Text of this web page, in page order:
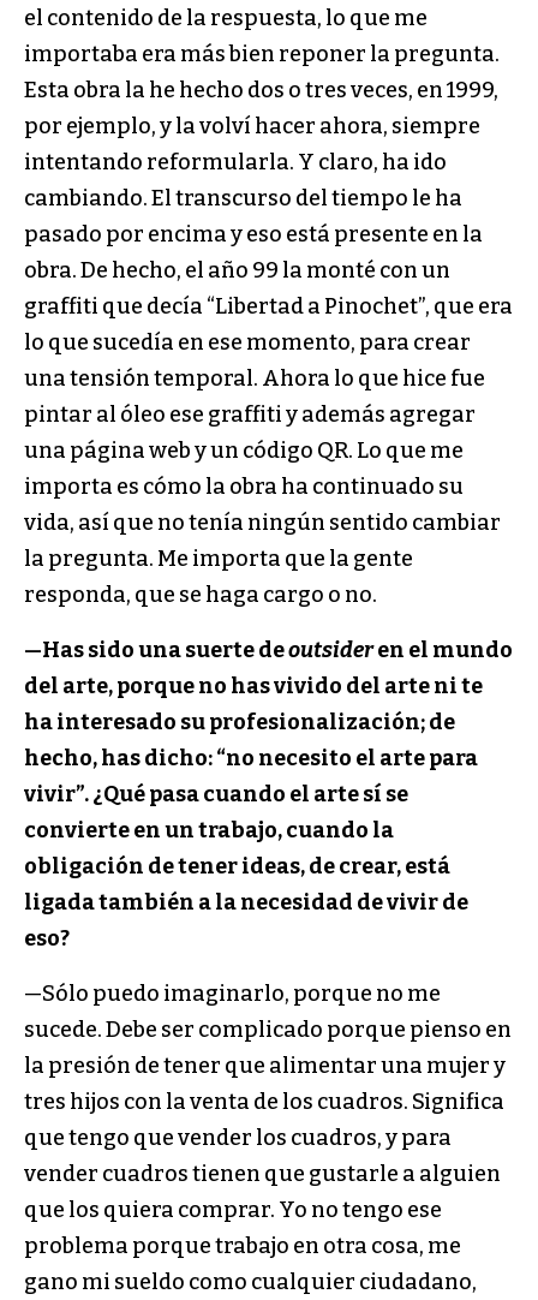
el contenido de la respuesta, lo que me
importaba era más bien reponer la pregunta.
Esta obra la he hecho dos o tres veces, en 1999,
por ejemplo, y la volví hacer ahora, siempre
intentando reformularla. Y claro, ha ido
cambiando. El transcurso del tiempo le ha
pasado por encima y eso está presente en la
obra. De hecho, el año 99 la monté con un
graffiti que decía “Libertad a Pinochet”, que era
lo que sucedía en ese momento, para crear
una tensión temporal. Ahora lo que hice fue
pintar al óleo ese graffiti y además agregar
una página web y un código QR. Lo que me
importa es cómo la obra ha continuado su
vida, así que no tenía ningún sentido cambiar
la pregunta. Me importa que la gente
responda, que se haga cargo o no.
—Has sido una suerte deoutsideren el mundo
del arte, porque no has vivido del arte ni te
ha interesado su profesionalización; de
hecho, has dicho: “no necesito el arte para
vivir”. ¿Qué pasa cuando el arte sí se
convierte en un trabajo, cuando la
obligación de tener ideas, de crear, está
ligada también a la necesidad de vivir de
eso?
—Sólo puedo imaginarlo, porque no me
sucede. Debe ser complicado porque pienso en
la presión de tener que alimentar una mujer y
tres hijos con la venta de los cuadros. Significa
que tengo que vender los cuadros, y para
vender cuadros tienen que gustarle a alguien
que los quiera comprar. Yo no tengo ese
problema porque trabajo en otra cosa, me
gano mi sueldo como cualquier ciudadano,